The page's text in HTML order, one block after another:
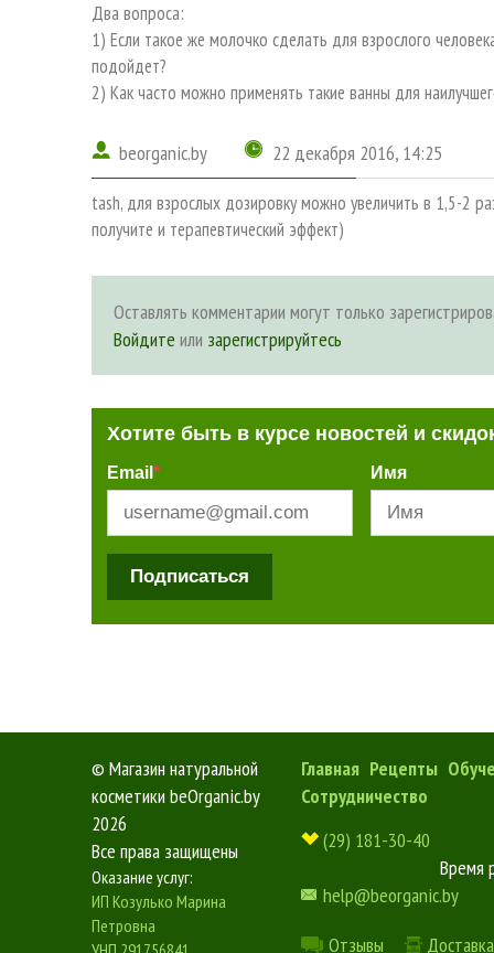
Два вопроса:
1) Если такое же молочко сделать для взрослого
подойдет?
2) Как часто можно применять такие ванны для
beorganic.by 22 декабря 2016, 14:25
tash, для взрослых дозировку можно увеличить в 1,5-2
получите и терапевтический эффект)
Оставлять комментарии могут только
Войдите или зарегистрируйтесь
Хотите быть в курсе новостей и
Email * Имя
Подписаться
© Магазин натуральной
косметики beOrganic.by
2026
Все права защищены
Оказание услуг:
ИП Козулько Марина
Петровна
Главная Рецепты
Сотрудничество
(29) 181-30-40
Время
help@beorganic.by
Отзывы